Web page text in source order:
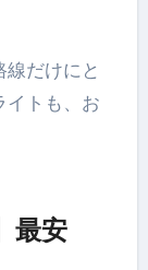
だけにと
イトも、お
最安